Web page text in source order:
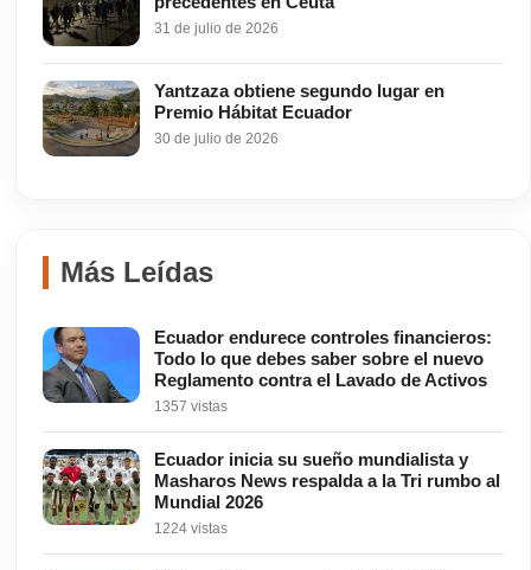
31 de julio de 2026
Yantzaza obtiene segundo lugar en
Premio Hábitat Ecuador
30 de julio de 2026
Más Leídas
Ecuador endurece controles financieros:
Todo lo que debes saber sobre el nuevo
Reglamento contra el Lavado de Activos
1357 vistas
Ecuador inicia su sueño mundialista y
Masharos News respalda a la Tri rumbo al
Mundial 2026
1224 vistas